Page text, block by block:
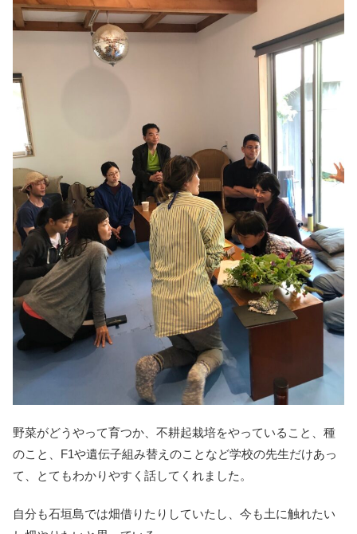
野菜がどうやって育つか、不耕起栽培をやっていること、種
のこと、F1や遺伝子組み替えのことなど学校の先生だけあっ
て、とてもわかりやすく話してくれました。
自分も石垣島では畑借りたりしていたし、今も土に触れたい